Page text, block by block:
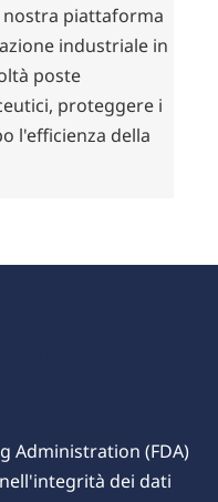
nostra piattaforma
industriale in
poste
proteggere i
l'efficienza della
Administration (FDA)
dei dati